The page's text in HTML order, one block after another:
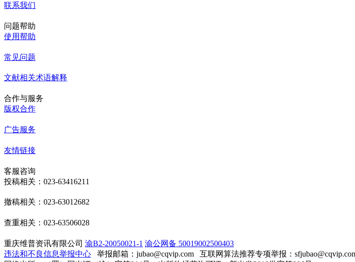
联系我们
问题帮助
使用帮助
常见问题
文献相关术语解释
合作与服务
版权合作
广告服务
友情链接
客服咨询
投稿相关：023-63416211
撤稿相关：023-63012682
查重相关：023-63506028
重庆维普资讯有限公司 渝B2-20050021-1 渝公网备 50019002500403
违法和不良信息举报中心 举报邮箱：jubao@cqvip.com 互联网算法推荐专项举报：